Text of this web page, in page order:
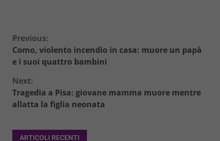
Continue
Reading
Previous:
Como, violento incendio in casa: muore un papà
e i suoi quattro bambini
Next:
Tragedia a Pisa: giovane mamma muore mentre
allatta la figlia neonata
ARTICOLI RECENTI